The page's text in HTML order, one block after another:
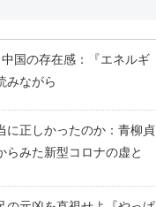
国の存在感：『エネルギ
みながら
に正しかったのか：青柳貞
らみた新型コロナの虚と